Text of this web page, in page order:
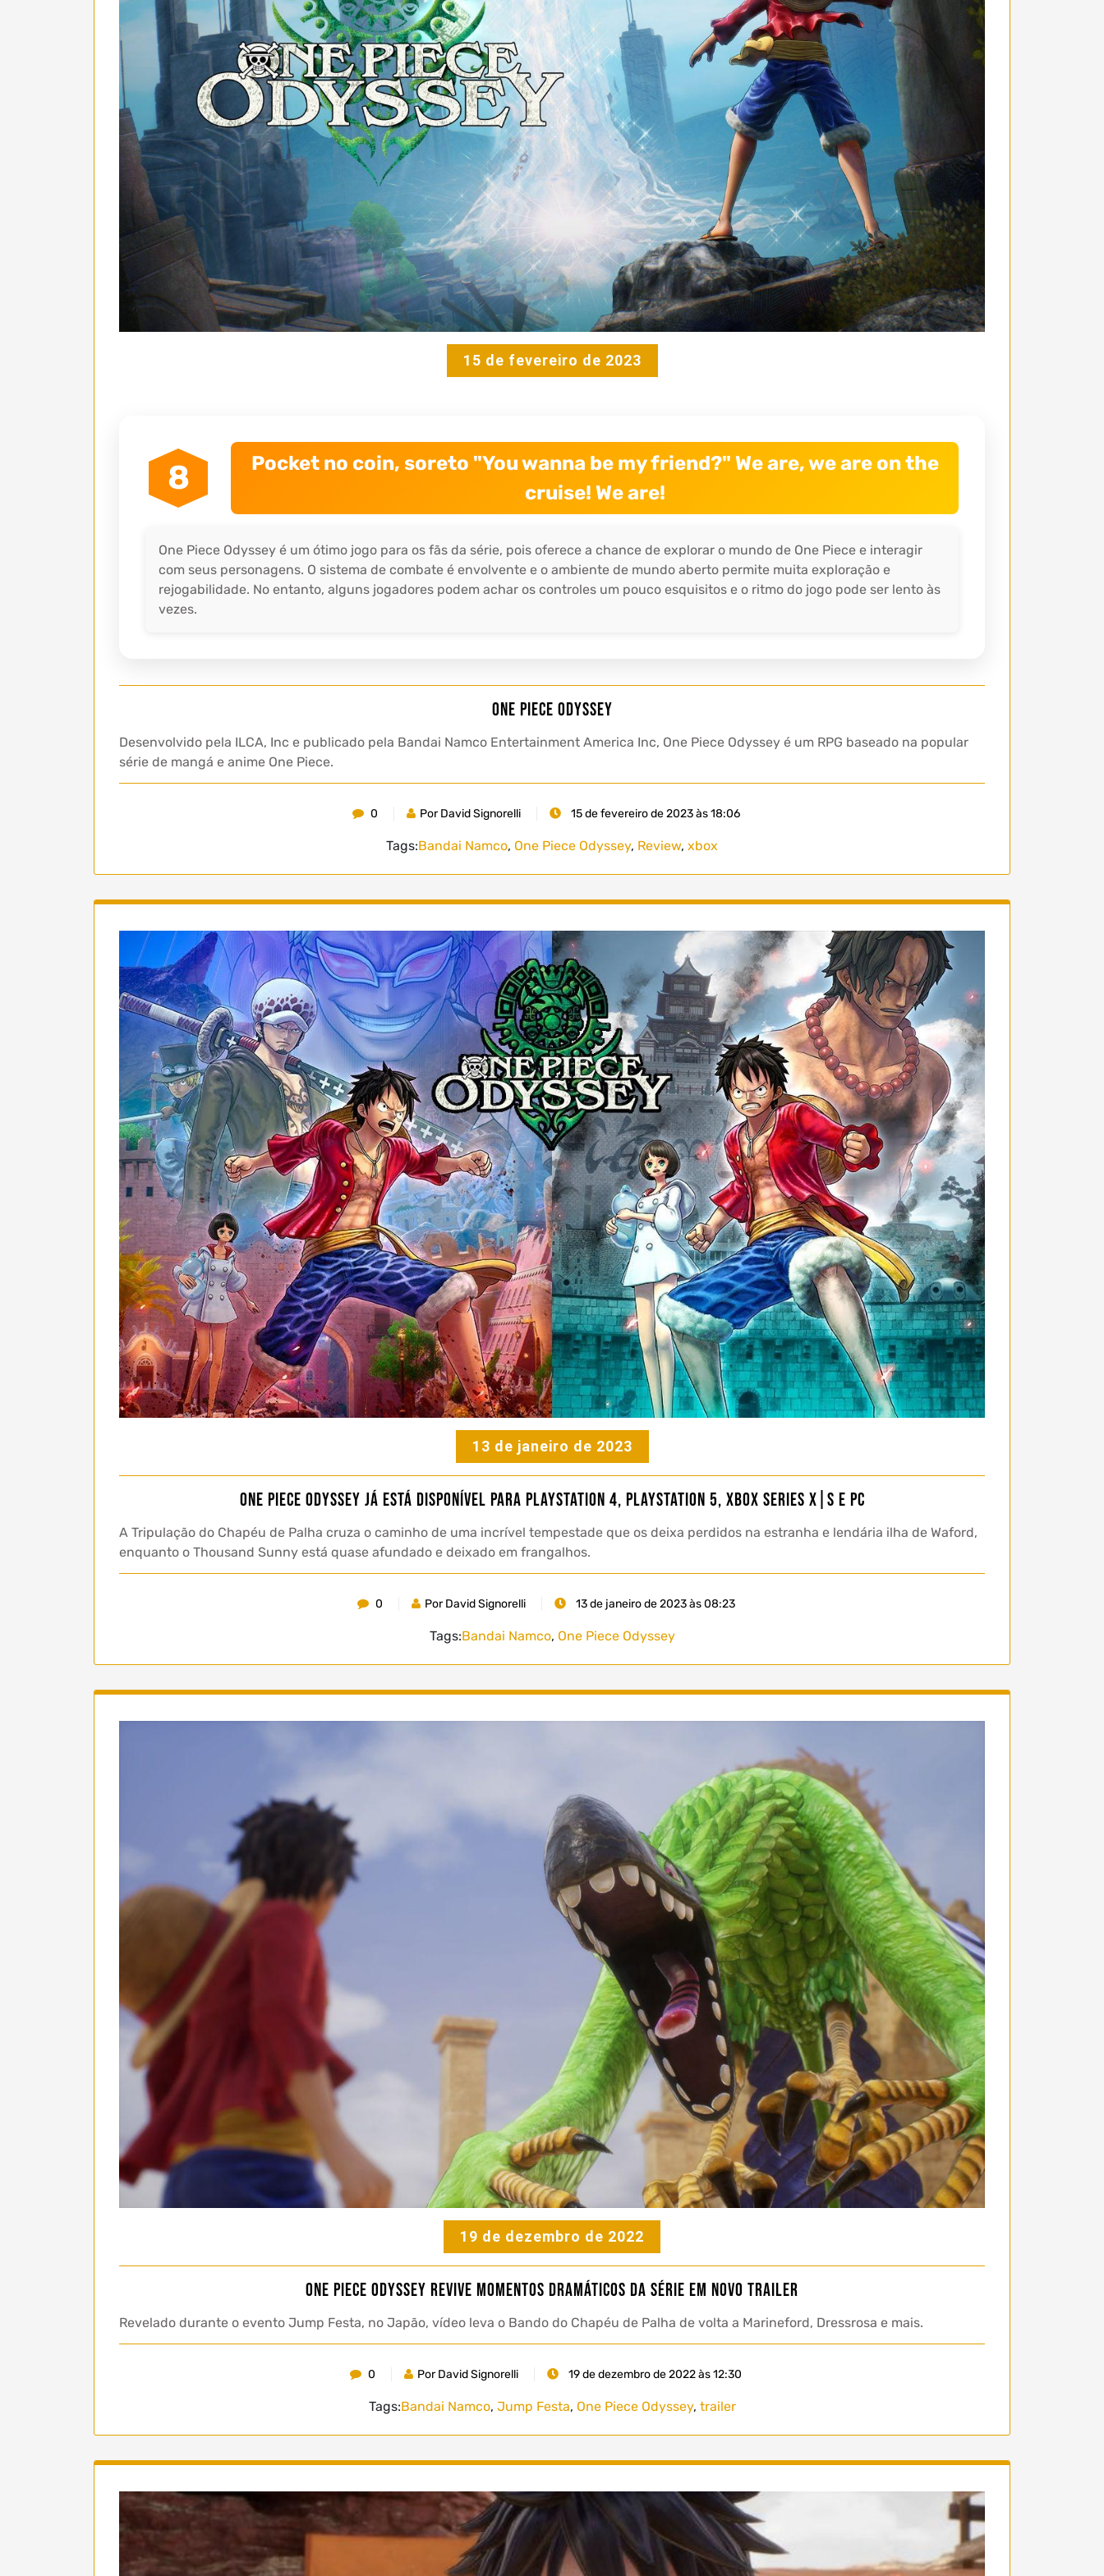
15 de fevereiro de 2023
8
Pocket no coin, soreto "You wanna be my friend?" We are, we are on the
cruise! We are!
One Piece Odyssey é um ótimo jogo para os fãs da série, pois oferece a chance de explorar o mundo de One Piece e interagir
com seus personagens. O sistema de combate é envolvente e o ambiente de mundo aberto permite muita exploração e
rejogabilidade. No entanto, alguns jogadores podem achar os controles um pouco esquisitos e o ritmo do jogo pode ser lento às
vezes.
One Piece Odyssey
Desenvolvido pela ILCA, Inc e publicado pela Bandai Namco Entertainment America Inc, One Piece Odyssey é um RPG baseado na popular
série de mangá e anime One Piece.
0 Por David Signorelli 15 de fevereiro de 2023 às 18:06
Tags:Bandai Namco, One Piece Odyssey, Review, xbox
13 de janeiro de 2023
ONE PIECE ODYSSEY já está disponível para PlayStation 4, PlayStation 5, Xbox Series X|S e PC
A Tripulação do Chapéu de Palha cruza o caminho de uma incrível tempestade que os deixa perdidos na estranha e lendária ilha de Waford,
enquanto o Thousand Sunny está quase afundado e deixado em frangalhos.
0 Por David Signorelli 13 de janeiro de 2023 às 08:23
Tags:Bandai Namco, One Piece Odyssey
19 de dezembro de 2022
One Piece Odyssey revive momentos dramáticos da série em novo trailer
Revelado durante o evento Jump Festa, no Japão, vídeo leva o Bando do Chapéu de Palha de volta a Marineford, Dressrosa e mais.
0 Por David Signorelli 19 de dezembro de 2022 às 12:30
Tags:Bandai Namco, Jump Festa, One Piece Odyssey, trailer